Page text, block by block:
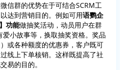
信群的优势在于可结合SCRM工
达到营销目的。例如可用语鹦企
功能做抽奖活动，动员用户在群
小故事等，换取抽奖资格。奖品
或各种额度的优惠券，客户既可
线上下单核销。这样既提高了社
易的目的。